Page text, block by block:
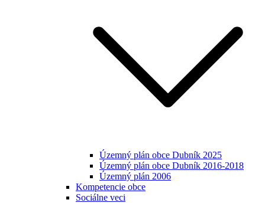
Územný plán obce Dubník 2025
Územný plán obce Dubník 2016-2018
Územný plán 2006
Kompetencie obce
Sociálne veci